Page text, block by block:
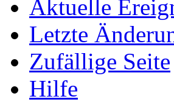
Aktuelle
Letzte
Zufällige Seite
Hilfe